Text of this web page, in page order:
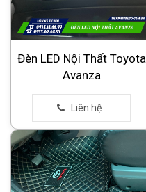
Đèn LED Nội Thất Toyota
Avanza